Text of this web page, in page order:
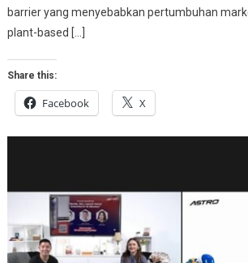
barrier yang menyebabkan pertumbuhan
plant-based […]
Share this:
Facebook X